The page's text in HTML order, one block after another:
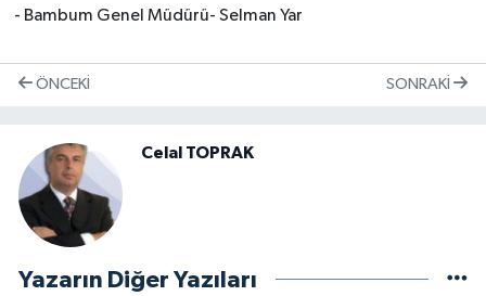
- Bambum Genel Müdürü- Selman Yar
ÖNCEKI SONRAKI
Celal TOPRAK
Yazarın Diğer Yazıları